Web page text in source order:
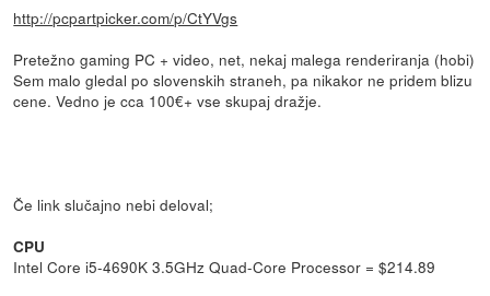
http://pcpartpicker.com/p/CtYVgs
Pretežno gaming PC + video, net, nekaj malega renderiranja (hobi)
Sem malo gledal po slovenskih straneh, pa nikakor ne pridem blizu
cene. Vedno je cca 100€+ vse skupaj dražje.
Če link slučajno nebi deloval;
CPU
Intel Core i5-4690K 3.5GHz Quad-Core Processor = $214.89